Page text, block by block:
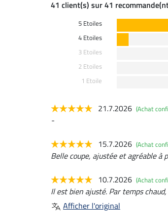
41 client(s) sur 41
5 Etoiles
4 Etoiles
3 Etoiles
2 Etoiles
1 Etoile
21.7.2026 (Achat
-
15.7.2026 (Achat
Belle coupe, ajustée et agréable à
10.7.2026 (Achat
Il est bien ajusté. Par temps
Afficher l'original